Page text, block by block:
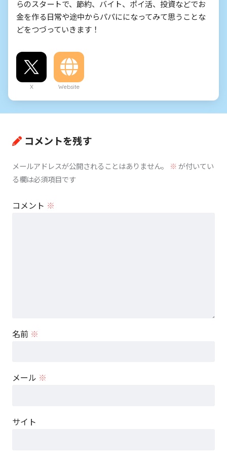
らのスタートで、節約、バイト、ポイ活、投資などでお
金を作る日常や途中からパパにになってみて思うことな
どをつづっていきます！
X Website
コメントを残す
メールアドレスが公開されることはありません。 ※が付いてい
る欄は必須項目です
コメント ※
名前 ※
メール ※
サイト